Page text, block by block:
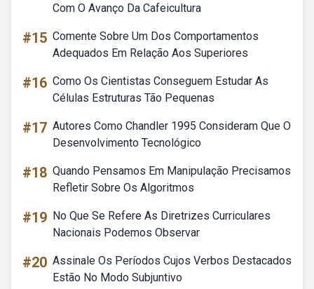
Com O Avanço Da Cafeicultura
#15 Comente Sobre Um Dos Comportamentos
Adequados Em Relação Aos Superiores
#16 Como Os Cientistas Conseguem Estudar As
Células Estruturas Tão Pequenas
#17 Autores Como Chandler 1995 Consideram Que O
Desenvolvimento Tecnológico
#18 Quando Pensamos Em Manipulação Precisamos
Refletir Sobre Os Algoritmos
#19 No Que Se Refere As Diretrizes Curriculares
Nacionais Podemos Observar
#20 Assinale Os Períodos Cujos Verbos Destacados
Estão No Modo Subjuntivo